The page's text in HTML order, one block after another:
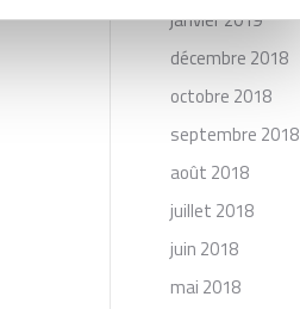
janvier 2019
décembre 2018
octobre 2018
septembre 2018
août 2018
juillet 2018
juin 2018
mai 2018